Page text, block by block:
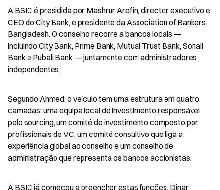
A BSIC é presidida por Mashrur Arefin, director executivo e
CEO do City Bank, e presidente da Association of Bankers
Bangladesh. O conselho recorre a bancos locais —
incluindo City Bank, Prime Bank, Mutual Trust Bank, Sonali
Bank e Pubali Bank — juntamente com administradores
independentes.
Segundo Ahmed, o veículo tem uma estrutura em quatro
camadas: uma equipa local de investimento responsável
pelo sourcing, um comité de investimento composto por
profissionais de VC, um comité consultivo que liga a
experiência global ao conselho e um conselho de
administração que representa os bancos accionistas.
A BSIC já começou a preencher estas funções. Dinar